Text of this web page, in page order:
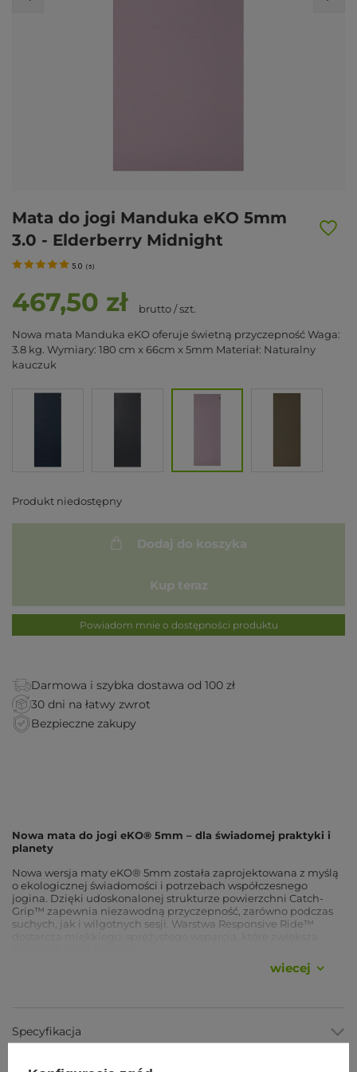
Mata do jogi Manduka eKO 5mm
3.0 - Elderberry Midnight
5.0 (5)
467,50 zł brutto/szt.
Nowa mata Manduka eKO oferuje świetną przyczepność Waga:
3.8 kg. Wymiary: 180 cm x 66cm x 5mm Materiał: Naturalny
kauczuk
Produkt niedostępny
Dodaj do koszyka
Kup teraz
Powiadom mnie o dostępności produktu
Darmowa i szybka dostawa od 100 zł
30 dni na łatwy zwrot
Bezpieczne zakupy
Nowa mata do jogi eKO® 5mm – dla świadomej praktyki i
planety
Nowa wersja maty eKO® 5mm została zaprojektowana z myślą
o ekologicznej świadomości i potrzebach współczesnego
jogina. Dzięki udoskonalonej strukturze powierzchni Catch-
Grip™ zapewnia niezawodną przyczepność, zarówno podczas
suchych, jak i wilgotnych sesji. Warstwa Responsive Ride™
Mata wykonana jest z odnawialnego kauczuku drzewnego z
Maty z serii eKO® posiadają zamkniętokomórkową
wiecej
Specyfikacja